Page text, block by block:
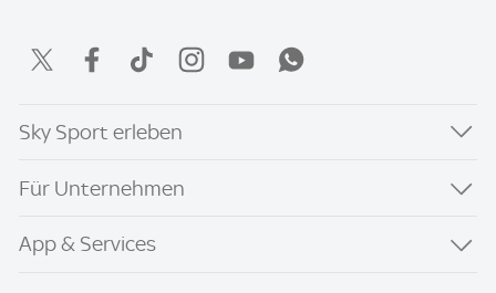
Sky Sport erleben
Für Unternehmen
App & Services